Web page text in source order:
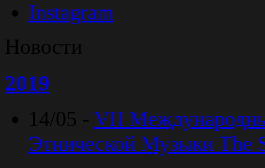
Instagram
Новости
2019
14/05 - VII
Этнической Музыки The